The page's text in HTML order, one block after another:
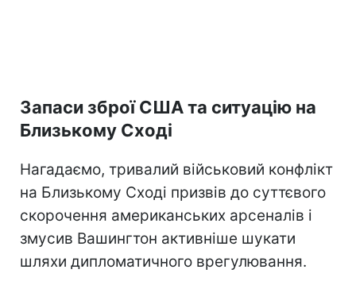
Запаси зброї США та ситуацію на
Близькому Сході
Нагадаємо, тривалий військовий конфлікт
на Близькому Сході призвів до суттєвого
скорочення американських арсеналів і
змусив Вашингтон активніше шукати
шляхи дипломатичного врегулювання.